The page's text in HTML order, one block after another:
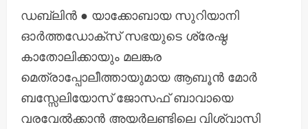
ഡബ്ലിൻ ● യാക്കോബായ സുറിയാനി
ഓർത്തഡോക്സ് സഭയുടെ ശ്രേഷ്ഠ
കാതോലിക്കായും മലങ്കര
മെത്രാപ്പോലീത്തായുമായ ആബൂൻ മോർ
ബസ്സേലിയോസ് ജോസഫ് ബാവായെ
വരവേല്‍ക്കാന്‍ അയര്‍ലണ്ടിലെ വിശ്വാസി